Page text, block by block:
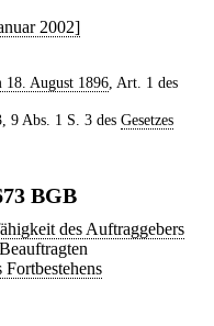
2002]
18. August 1896, Art. 1 des
9 Abs. 1 S. 3 des Gesetzes
BGB
des Auftraggebers